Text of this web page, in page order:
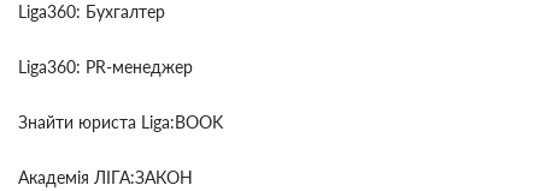
Liga360: Бухгалтер
Liga360: PR-менеджер
Знайти юриста Liga:BOOK
Академія ЛІГА:ЗАКОН